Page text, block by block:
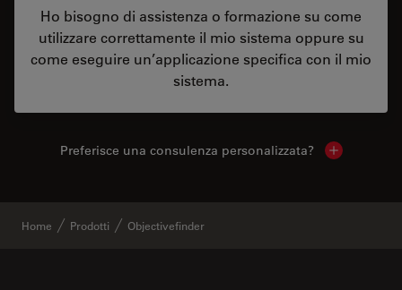
Ho bisogno di assistenza o formazione su come
utilizzare correttamente il mio sistema oppure su
come eseguire un’applicazione specifica con il mio
sistema.
Preferisce una consulenza personalizzata? Show local
Home Prodotti Objectivefinder